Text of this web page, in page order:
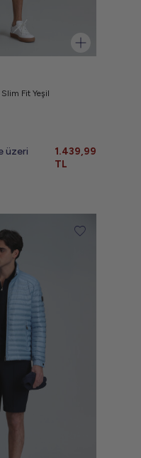
Fit Yeşil
üzeri
1.439,99
TL